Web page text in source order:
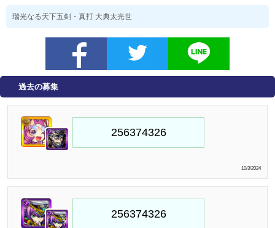
瑞光なる天下五剣・真打 大典太光世
過去の募集
10/3/2024